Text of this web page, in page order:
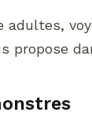
adultes,
propose